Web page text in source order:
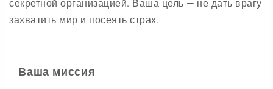
секретной организацией. Ваша цель — не дать врагу
захватить мир и посеять страх.
Ваша миссия